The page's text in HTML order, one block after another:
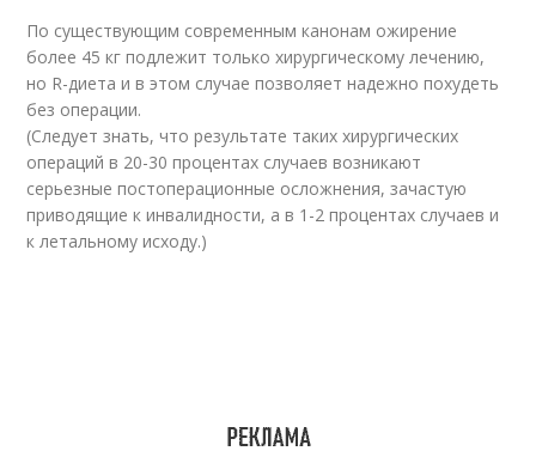
По существующим современным канонам ожирение
более 45 кг подлежит только хирургическому лечению,
но R-диета и в этом случае позволяет надежно похудеть
без операции.
(Следует знать, что результате таких хирургических
операций в 20-30 процентах случаев возникают
серьезные постоперационные осложнения, зачастую
приводящие к инвалидности, а в 1-2 процентах случаев и
к летальному исходу.)